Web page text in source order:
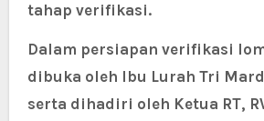
tahap verifikasi.
Dalam persiapan verifikasi
dibuka oleh Ibu Lurah Tri
serta dihadiri oleh Ketua RT,